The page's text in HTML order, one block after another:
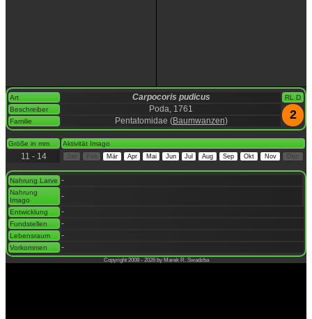
Art Carpocoris pudicus
RL D
Beschreiber
Poda, 1761 2
Familie Pentatomidae (Baumwanzen)
Größe in mm Aktivität Imago
11 - 14 Mär Apr Mai Jun Jul Aug Sep Okt Nov Dez
Nahrung Larve -
Nahrung
Imago
-
Entwicklung -
Fundstellen -
Lebensraum -
Vorkommen -
Copyright 2008 - 2026 by Marek R. Swadzba